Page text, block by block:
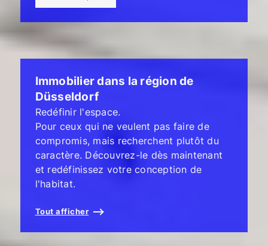
Immobilier dans la région de
Düsseldorf
Redéfinir l'espace.
Pour ceux qui ne veulent pas faire de
compromis, mais recherchent plutôt du
caractère. Découvrez-le dès maintenant
et redéfinissez votre conception de
l'habitat.
Tout afficher